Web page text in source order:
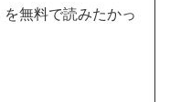
無料で読みたかっ